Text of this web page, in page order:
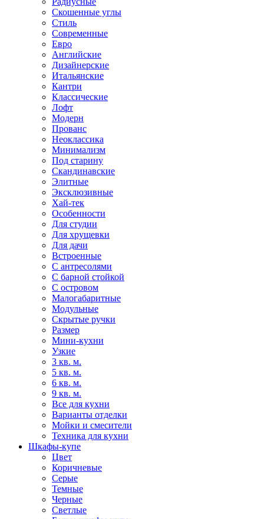
Скошенные углы
Стиль
Современные
Евро
Английские
Дизайнерские
Итальянские
Кантри
Классические
Лофт
Модерн
Прованс
Неоклассика
Минимализм
Под старину
Скандинавские
Элитные
Эксклюзивные
Хай-тек
Особенности
Для студии
Для хрущевки
Для дачи
Встроенные
С антресолями
С барной стойкой
С островом
Малогабаритные
Модульные
Скрытые ручки
Размер
Мини-кухни
Узкие
3 кв. м.
5 кв. м.
6 кв. м.
9 кв. м.
Все для кухни
Варианты отделки
Мойки и смесители
Техника для кухни
Шкафы-купе
Цвет
Коричневые
Серые
Темные
Черные
Светлые